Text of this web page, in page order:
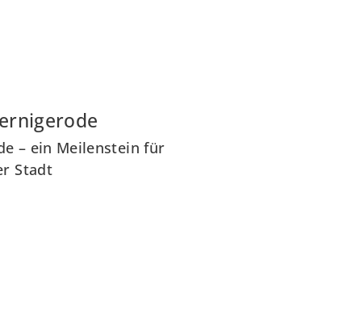
– ein Meilenstein für
Stadt